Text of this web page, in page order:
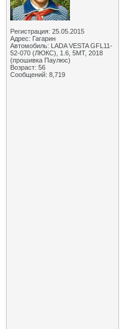
Регистрация: 25.05.2015
Адрес: Гагарин
Автомобиль: LADA VESTA GFL11-
52-070 (ЛЮКС), 1.6, 5МТ, 2018
(прошивка Паулюс)
Возраст: 56
Сообщений: 8,719